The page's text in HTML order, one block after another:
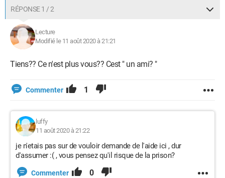
RÉPONSE 1 / 2
Lecture
Modifié le 11 août 2020 à 21:21
Tiens?? Ce n'est plus vous?? Cest " un ami? "
Commenter 1
luffy
11 août 2020 à 21:22
je n'etais pas sur de vouloir demande de l'aide ici , dur
d'assumer :( , vous pensez qu'il risque de la prison?
Commenter 0